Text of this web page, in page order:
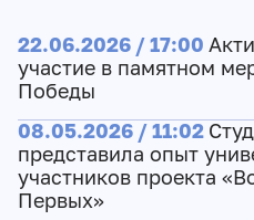
22.06.2026 / 17:00
участие в памятном
Победы
08.05.2026 / 11:02
представила опыт
участников проекта
Первых»